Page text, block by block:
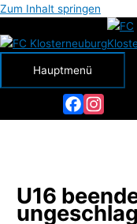
Zum Inhalt springen
Hauptmenü
U16